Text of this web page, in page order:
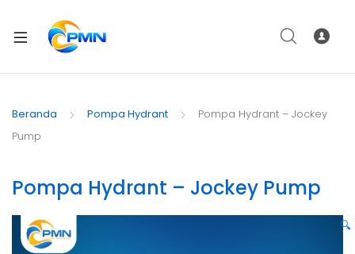
Beranda Pompa Hydrant
Pompa Hydrant – Jockey
Pump
Pompa Hydrant – Jockey Pump
🔍